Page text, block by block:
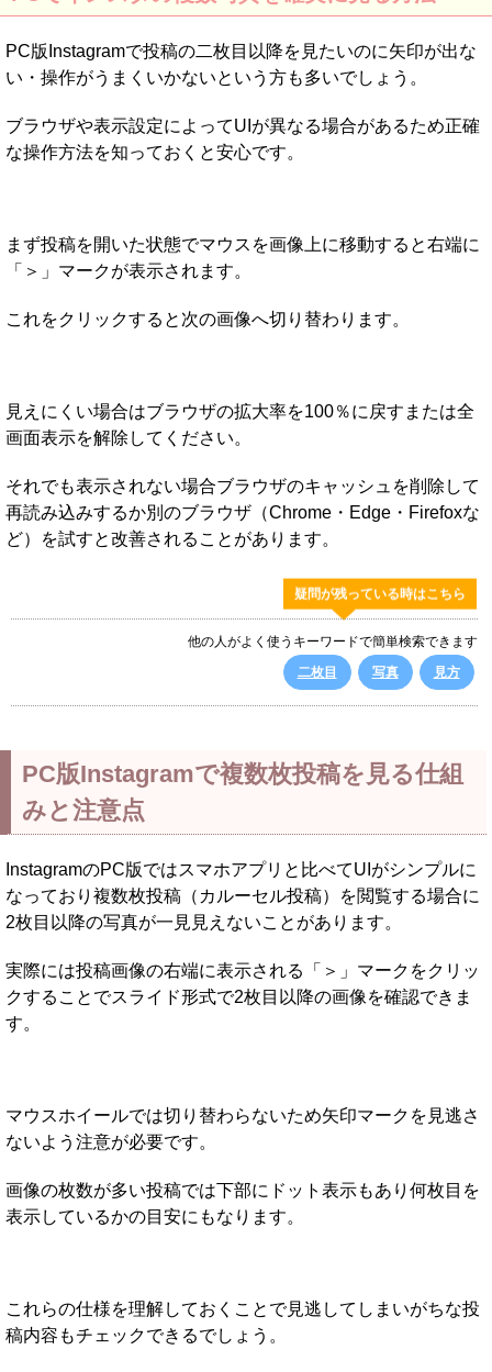
PC版Instagramで投稿の二枚目以降を見たいのに矢印が出な
い・操作がうまくいかないという方も多いでしょう。
ブラウザや表示設定によってUIが異なる場合があるため正確
な操作方法を知っておくと安心です。
まず投稿を開いた状態でマウスを画像上に移動すると右端に
「＞」マークが表示されます。
これをクリックすると次の画像へ切り替わります。
見えにくい場合はブラウザの拡大率を100％に戻すまたは全
画面表示を解除してください。
それでも表示されない場合ブラウザのキャッシュを削除して
再読み込みするか別のブラウザ（Chrome・Edge・Firefoxな
ど）を試すと改善されることがあります。
疑問が残っている時はこちら
他の人がよく使うキーワードで簡単検索できます
二枚目
写真 見方
PC版Instagramで複数枚投稿を見る仕組
みと注意点
InstagramのPC版ではスマホアプリと比べてUIがシンプルに
なっており複数枚投稿（カルーセル投稿）を閲覧する場合に
2枚目以降の写真が一見見えないことがあります。
実際には投稿画像の右端に表示される「＞」マークをクリッ
クすることでスライド形式で2枚目以降の画像を確認できま
す。
マウスホイールでは切り替わらないため矢印マークを見逃さ
ないよう注意が必要です。
画像の枚数が多い投稿では下部にドット表示もあり何枚目を
表示しているかの目安にもなります。
これらの仕様を理解しておくことで見逃してしまいがちな投
稿内容もチェックできるでしょう。